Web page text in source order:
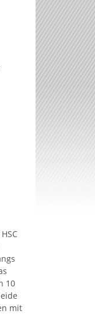
10
mit